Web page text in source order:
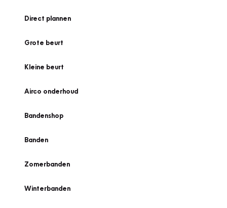
Direct plannen
Grote beurt
Kleine beurt
Airco onderhoud
Bandenshop
Banden
Zomerbanden
Winterbanden